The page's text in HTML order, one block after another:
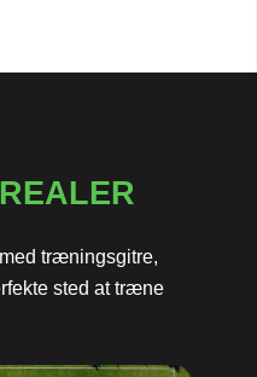
træningsgitre,
sted at træne